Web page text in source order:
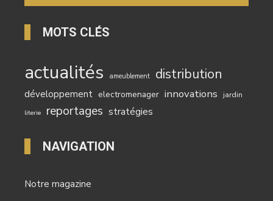
MOTS CLÉS
actualités ameublement distribution
développement electromenager innovations jardin
literie reportages stratégies
NAVIGATION
Notre magazine